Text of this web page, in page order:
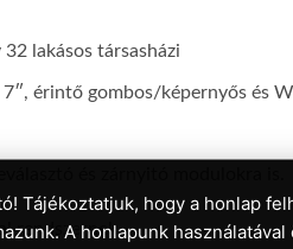
lakásos társasházi
7″, érintő gombos/képernyős és
és zárnyitó modulokra is.
rendszernek
Tájékoztatjuk, hogy a honlap
A honlapunk